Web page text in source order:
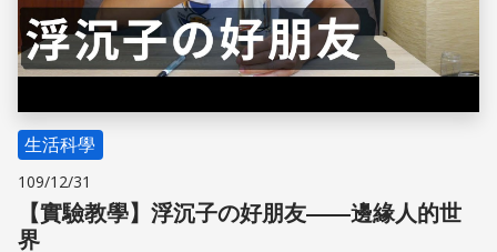
生活科學
109/12/31
【實驗教學】浮沉子の好朋友——邊緣人的世
界